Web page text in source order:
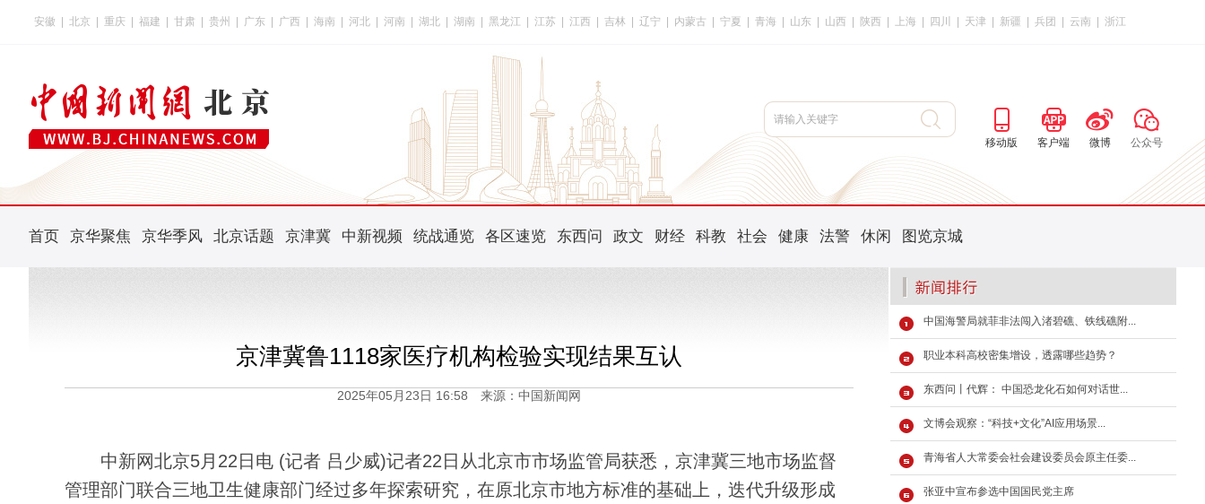
安徽 北京 重庆 福建 甘肃 贵州 广东 广西 海南 河北 河南 湖北 湖南 黑龙江 江苏 江西 吉林 辽宁 内蒙古 宁夏 青海 山东 山西 陕西 上海 四川 天津 新疆 兵团 云南 浙江
移动版 客户端 微博 公众号
首页 京华聚焦 京华季风 北京话题 京津冀 中新视频 统战通览 各区速览 东西问 政文 财经 科教 社会 健康 法警 休闲 图览京城
京津冀鲁1118家医疗机构检验实现结果互认
2025年05月23日 16:58 来源：中国新闻网
中新网北京5月22日电 (记者 吕少威)记者22日从北京市市场监管局获悉，京津冀三地市场监督
管理部门联合三地卫生健康部门经过多年探索研究，在原北京市地方标准的基础上，迭代升级形成
中国海警局就菲非法闯入渚碧礁、铁线礁附...
职业本科高校密集增设，透露哪些趋势？
东西问丨代辉： 中国恐龙化石如何对话世...
文博会观察：“科技+文化”AI应用场景...
青海省人大常委会社会建设委员会原主任委...
张亚中宣布参选中国国民党主席